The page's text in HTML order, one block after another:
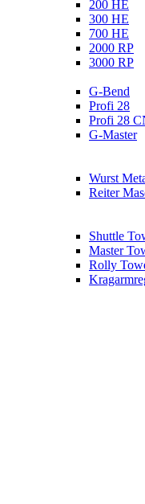
200 HE
300 HE
700 HE
2000 RP
3000 RP
G-Bend
Profi 28
Profi 28
G-Master
Wurst
Reiter
Shuttle
Master
Rolly